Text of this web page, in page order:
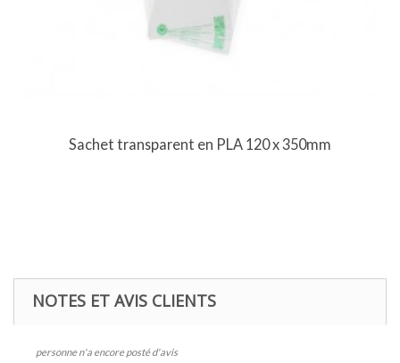
Sachet transparent en PLA 120 x 350mm
NOTES ET AVIS CLIENTS
personne n'a encore posté d'avis